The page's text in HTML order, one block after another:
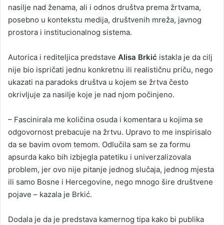
nasilje nad ženama, ali i odnos društva prema žrtvama,
posebno u kontekstu medija, društvenih mreža, javnog
prostora i institucionalnog sistema.
Autorica i rediteljica predstave Alisa Brkić istakla je da cilj
nije bio ispričati jednu konkretnu ili realističnu priču, nego
ukazati na paradoks društva u kojem se žrtva često
okrivljuje za nasilje koje je nad njom počinjeno.
– Fascinirala me količina osuda i komentara u kojima se
odgovornost prebacuje na žrtvu. Upravo to me inspirisalo
da se bavim ovom temom. Odlučila sam se za formu
apsurda kako bih izbjegla patetiku i univerzalizovala
problem, jer ovo nije pitanje jednog slučaja, jednog mjesta
ili samo Bosne i Hercegovine, nego mnogo šire društvene
pojave – kazala je Brkić.
Dodala je da je predstava kamernog tipa kako bi publika